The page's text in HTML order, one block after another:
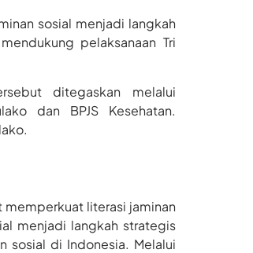
sosial menjadi langkah
pelaksanaan Tri
ditegaskan melalui
dan BPJS Kesehatan.
memperkuat literasi jaminan
menjadi langkah strategis
sosial di Indonesia. Melalui